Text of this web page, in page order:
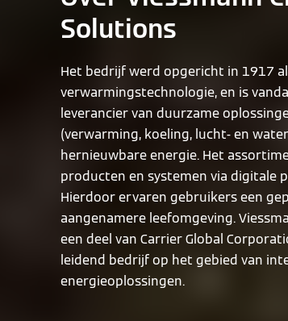
Solutions
Het bedrijf werd opgericht in 1917
verwarmingstechnologie, en is
leverancier van duurzame
(verwarming, koeling, lucht- en
hernieuwbare energie. Het
producten en systemen via digitale
Hierdoor ervaren gebruikers een
aangenamere leefomgeving.
een deel van Carrier Global
leidend bedrijf op het gebied van
energieoplossingen.